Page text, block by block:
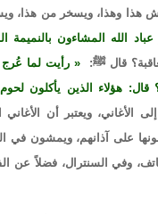
هذا وهذا، ويسخر من هذا،
الله المشاءون بالنميمة
قال ﷺ:
رأيت لما
هؤلاء الذين يأكلون
ويعتبر أن الأغاني
على آذانهم، ويمشون في
وفي السنترال، فضلاً عن